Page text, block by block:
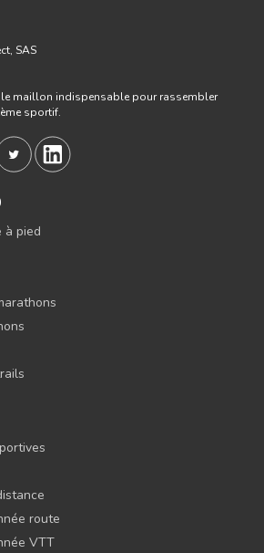
SAS
le maillon indispensable pour rassembler
sportif.
à pied
route
VTT